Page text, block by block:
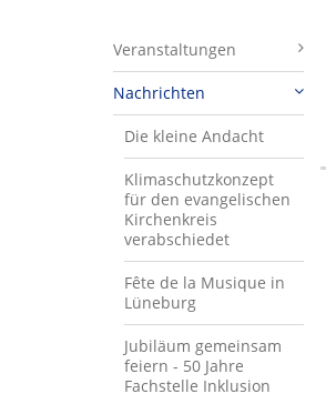
Veranstaltungen
Nachrichten
Die kleine Andacht
Klimaschutzkonzept
für den evangelischen
Kirchenkreis
verabschiedet
Fête de la Musique in
Lüneburg
Jubiläum gemeinsam
feiern - 50 Jahre
Fachstelle Inklusion